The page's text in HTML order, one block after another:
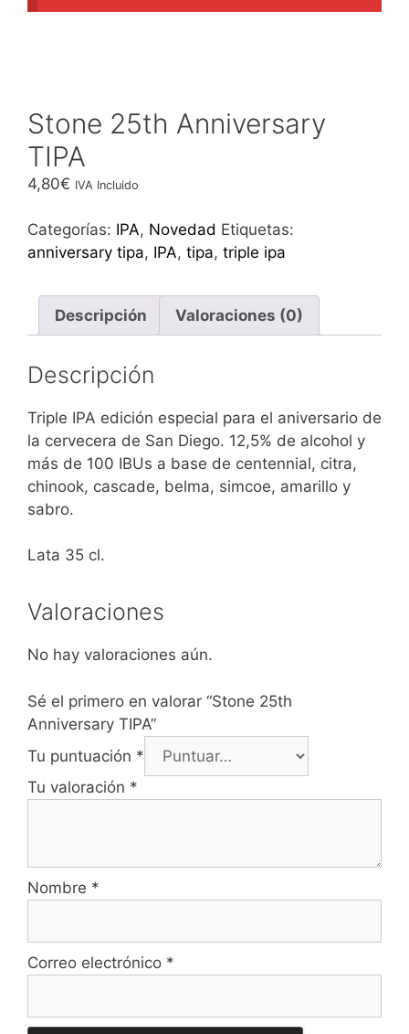
Stone 25th Anniversary
TIPA
4,80€ IVA Incluido
Categorías: IPA, Novedad Etiquetas:
anniversary tipa, IPA, tipa, triple ipa
Descripción Valoraciones (0)
Descripción
Triple IPA edición especial para el aniversario de
la cervecera de San Diego. 12,5% de alcohol y
más de 100 IBUs a base de centennial, citra,
chinook, cascade, belma, simcoe, amarillo y
sabro.
Lata 35 cl.
Valoraciones
No hay valoraciones aún.
Sé el primero en valorar “Stone 25th
Anniversary TIPA”
Tu puntuación *
Tu valoración *
Nombre *
Correo electrónico *